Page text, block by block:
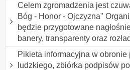
Celem zgromadzenia jest
Bóg - Honor - Ojczyzna"
będzie przygotowane
banery, transparenty oraz
Pikieta informacyjna w obronie
ludzkiego, zbiórka podpisów